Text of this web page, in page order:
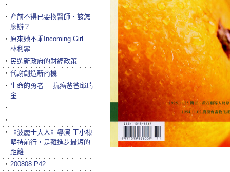
‧
‧ 產前不得已要換醫師‧該怎
麼辦？
‧ 原來她不乖Incoming Girl－
林利霏
‧ 民選新政府的財經政策
‧ 代謝創造新商機
‧ 生命的勇者──抗癌爸爸邱瑞
金
‧
‧
‧
《波麗士大人》導演 王小棣
堅持前行，是離進步最短的
距離
‧ 200808 P42